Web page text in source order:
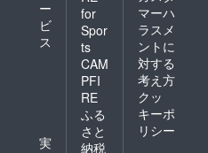
ー
ビ
ス
実
for
Spor
ts
CAM
PFI
RE
ふる
さと
納税
マーハ
ラスメ
ントに
対する
考え方
クッ
キーポ
リシー